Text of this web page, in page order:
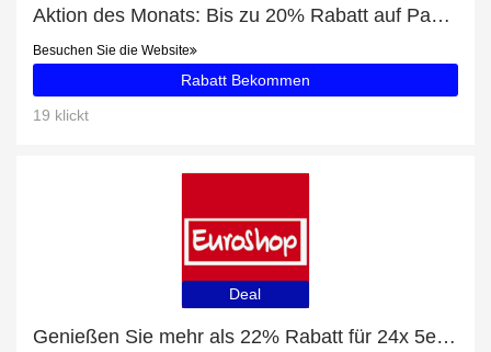
Aktion des Monats: Bis zu 20% Rabatt auf Passiermaschine 39 cm EUROHOME®
Besuchen Sie die Website
Rabatt Bekommen
19 klickt
Deal
Genießen Sie mehr als 22% Rabatt für 24x 5er Herzkerzen (120 Kerzen)